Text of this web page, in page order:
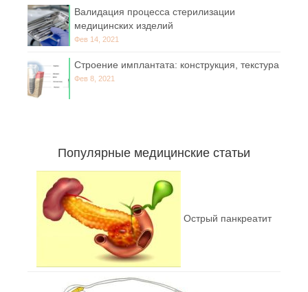
Валидация процесса стерилизации
медицинских изделий
Фев 14, 2021
Строение имплантата: конструкция, текстура
Фев 8, 2021
Популярные медицинские статьи
Острый панкреатит